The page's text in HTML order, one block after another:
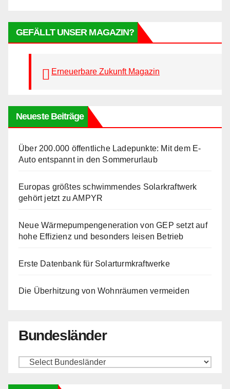
GEFÄLLT UNSER MAGAZIN?
Erneuerbare Zukunft Magazin
Neueste Beiträge
Über 200.000 öffentliche Ladepunkte: Mit dem E-
Auto entspannt in den Sommerurlaub
Europas größtes schwimmendes Solarkraftwerk
gehört jetzt zu AMPYR
Neue Wärmepumpengeneration von GEP setzt auf
hohe Effizienz und besonders leisen Betrieb
Erste Datenbank für Solarturmkraftwerke
Die Überhitzung von Wohnräumen vermeiden
Bundesländer